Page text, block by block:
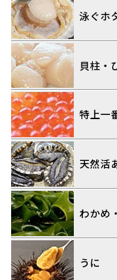
泳ぐホ
貝柱・
特上一
天然活
わかめ
うに